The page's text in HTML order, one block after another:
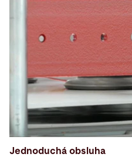
Jednoduchá obsluha